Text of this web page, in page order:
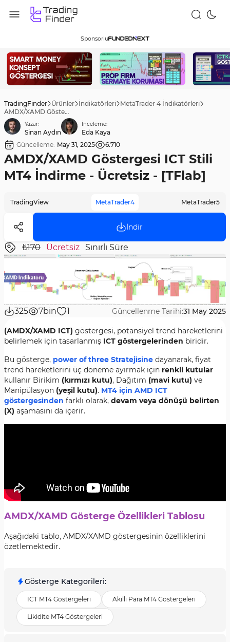
Sponsorlu
TradingFinder Ürünler İndikatörleri MetaTrader 4 İndikatörleri
AMDX/XAMD Göstergesi ICT Stili MT4 İndirme - Ücretsiz - [TFlab]
Yazar:
Sinan Aydın
İnceleme:
Eda Kaya
Güncelleme: May 31, 2025 6.710
AMDX/XAMD Göstergesi ICT Stili
MT4 İndirme - Ücretsiz - [TFlab]
TradingView MetaTrader4 MetaTrader5
İndir
₺170 Ücretsiz Sınırlı Süre
325 7bin 1 Güncellenme Tarihi:31 May 2025
(AMDX/XAMD ICT) göstergesi, potansiyel trend hareketlerini
belirlemek için tasarlanmış ICT göstergelerinden biridir.
Bu gösterge, power of three Stratejisine dayanarak, fiyat
trend hareketlerini üç döneme ayırmak için renkli kutular
kullanır Birikim (kırmızı kutu), Dağıtım (mavi kutu) ve
Manipülasyon (yeşil kutu). MT4 için AMD ICT
göstergesinden farklı olarak, devam veya dönüşü belirten
(X) aşamasını da içerir.
AMDX/XAMD Gösterge Özellikleri Tablosu
Aşağıdaki tablo, AMDX/XAMD göstergesinin özelliklerini
özetlemektedir.
Gösterge Kategorileri:
ICT MT4 Göstergeleri Akıllı Para MT4 Göstergeleri
Likidite MT4 Göstergeleri